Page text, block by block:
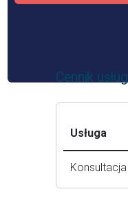
Cennik usług
Usługa